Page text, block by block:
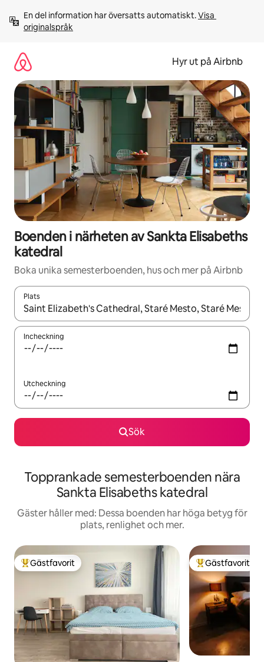
innehåll
En del information har översatts automatiskt. Visa
originalspråk
Hyr ut på Airbnb
Boenden i närheten av Sankta Elisabeths
katedral
Boka unika semesterboenden, hus och mer på Airbnb
Plats
När resultaten är tillgängliga kan du navigera med upp- och
Incheckning
Utcheckning
Sök
Topprankade semesterboenden nära
Sankta Elisabeths katedral
Gäster håller med: Dessa boenden har höga betyg för
plats, renlighet och mer.
Populär gästfavorit
Gästfavorit Populär
Gästfavorit